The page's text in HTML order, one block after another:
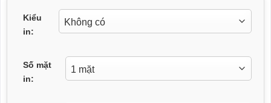
Kiểu
in:
Số mặt
in: